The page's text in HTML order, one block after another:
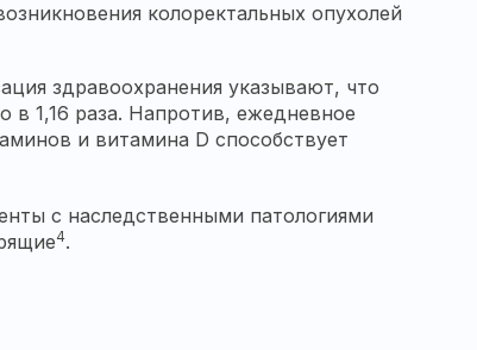
колоректальных опухолей
здравоохранения указывают, что
в 1,16 раза. Напротив, ежедневное
и витамина D способствует
с наследственными патологиями
4.